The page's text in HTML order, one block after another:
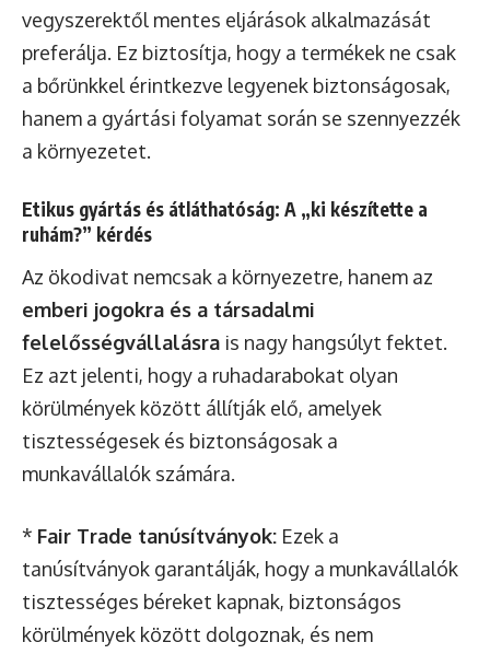
vegyszerektől mentes eljárások alkalmazását
preferálja. Ez biztosítja, hogy a termékek ne csak
a bőrünkkel érintkezve legyenek biztonságosak,
hanem a gyártási folyamat során se szennyezzék
a környezetet.
Etikus gyártás és átláthatóság: A „ki készítette a
ruhám?” kérdés
Az ökodivat nemcsak a környezetre, hanem az
emberi jogokra és a társadalmi
felelősségvállalásra is nagy hangsúlyt fektet.
Ez azt jelenti, hogy a ruhadarabokat olyan
körülmények között állítják elő, amelyek
tisztességesek és biztonságosak a
munkavállalók számára.
* Fair Trade tanúsítványok: Ezek a
tanúsítványok garantálják, hogy a munkavállalók
tisztességes béreket kapnak, biztonságos
körülmények között dolgoznak, és nem